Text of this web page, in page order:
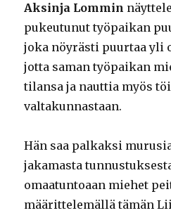
Aksinja Lommin
pukeutunut työpaikan
joka nöyrästi puurtaa yli
jotta saman työpaikan
tilansa ja nauttia myös
valtakunnastaan.
Hän saa palkaksi
jakamasta
omaatuntoaan miehet
määrittelemällä tämän